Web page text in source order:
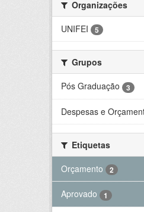
Organizações
UNIFEI
5
Grupos
Pós Graduação
3
Despesas e
Etiquetas
Orçamento
2
Aprovado 1